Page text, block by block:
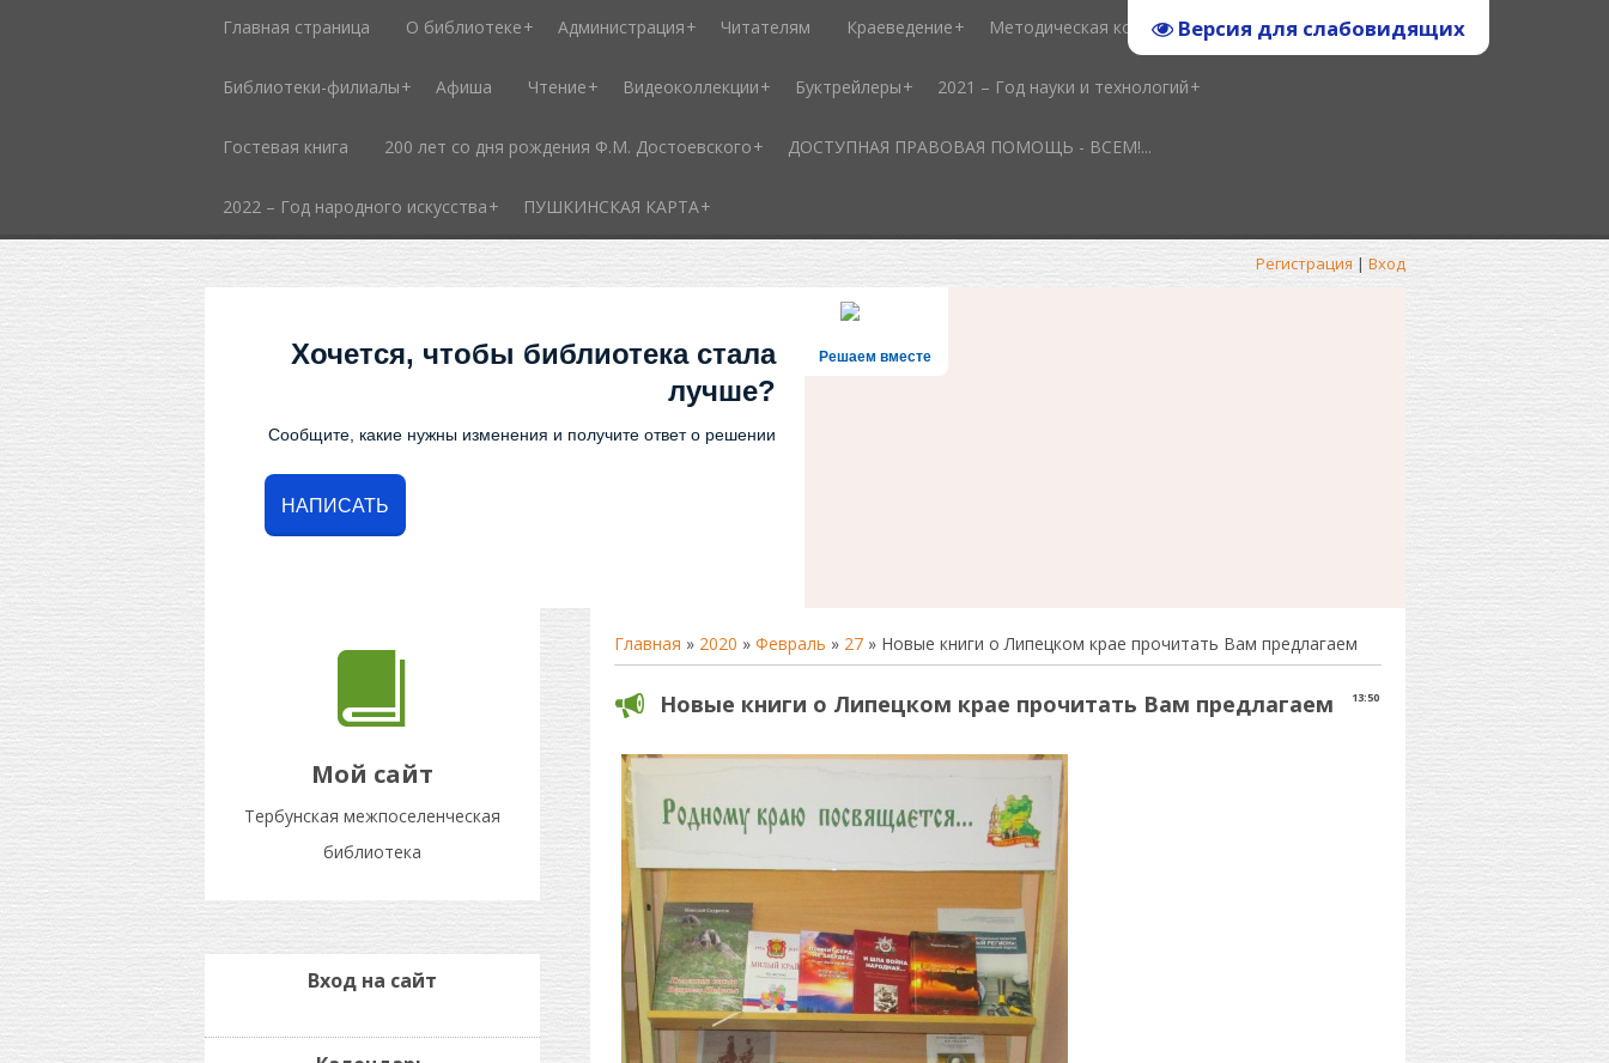
Версия для слабовидящих
Главная страница О библиотеке Администрация Читателям Краеведение Методическая копилка
Библиотеки-филиалы Афиша Чтение Видеоколлекции Буктрейлеры 2021 – Год науки и технологий
Гостевая книга 200 лет со дня рождения Ф.М. Достоевского ДОСТУПНАЯ ПРАВОВАЯ ПОМОЩЬ - ВСЕМ!...
2022 – Год народного искусства ПУШКИНСКАЯ КАРТА
Регистрация | Вход
Решаем вместе
Хочется, чтобы библиотека стала
лучше?
Сообщите, какие нужны изменения и получите ответ о решении
НАПИСАТЬ
Мой сайт
Тербунская межпоселенческая
библиотека
Главная » 2020 » Февраль » 27» Новые книги о Липецком крае прочитать Вам предлагаем
13:50
Новые книги о Липецком крае прочитать Вам предлагаем
Вход на сайт